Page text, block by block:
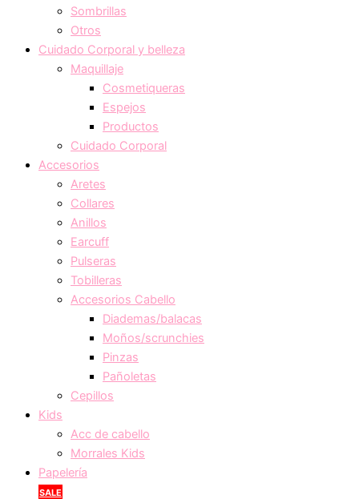
Sombrillas
Otros
Cuidado Corporal y belleza
Maquillaje
Cosmetiqueras
Espejos
Productos
Cuidado Corporal
Accesorios
Aretes
Collares
Anillos
Earcuff
Pulseras
Tobilleras
Accesorios Cabello
Diademas/balacas
Moños/scrunchies
Pinzas
Pañoletas
Cepillos
Kids
Acc de cabello
Morrales Kids
Papelería
SALE